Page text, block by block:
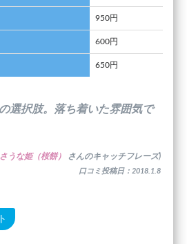
950円
600円
650円
選択肢。落ち着いた雰囲気で
さうな姫（桜餅） さんのキャッチフレーズ)
口コミ投稿日：2018.1.8